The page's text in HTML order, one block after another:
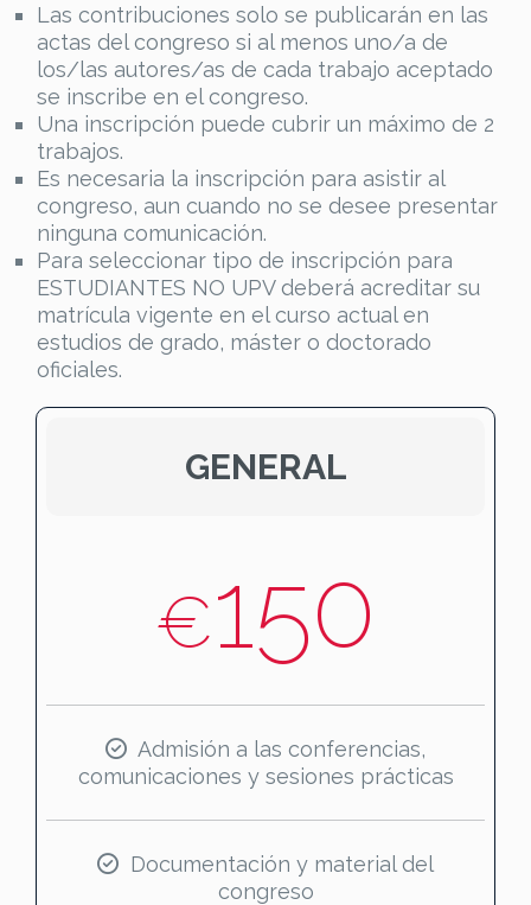
Las contribuciones solo se publicarán en las
actas del congreso si al menos uno/a de
los/las autores/as de cada trabajo aceptado
se inscribe en el congreso.
Una inscripción puede cubrir un máximo de 2
trabajos.
Es necesaria la inscripción para asistir al
congreso, aun cuando no se desee presentar
ninguna comunicación.
Para seleccionar tipo de inscripción para
ESTUDIANTES NO UPV deberá acreditar su
matrícula vigente en el curso actual en
estudios de grado, máster o doctorado
oficiales.
GENERAL
€150
Admisión a las conferencias,
comunicaciones y sesiones prácticas
Documentación y material del
congreso